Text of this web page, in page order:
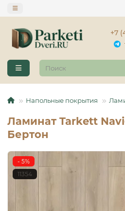
+7
Напольные покрытия
Ламинат Tarkett
Бертон
- 5%
11354